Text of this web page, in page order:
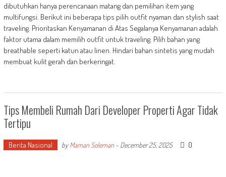
dibutuhkan hanya perencanaan matang dan pemilihan item yang
multifungsi. Berikut ini beberapa tips pilih outfit nyaman dan stylish saat
traveling. Prioritaskan Kenyamanan di Atas Segalanya Kenyamanan adalah
faktor utama dalam memilih outfit untuk traveling. Pilih bahan yang
breathable seperti katun atau linen. Hindari bahan sintetis yang mudah
membuat kulit gerah dan berkeringat.
Tips Membeli Rumah Dari Developer Properti Agar Tidak
Tertipu
Berita Nasional byMaman Soleman- December 25, 2025 0